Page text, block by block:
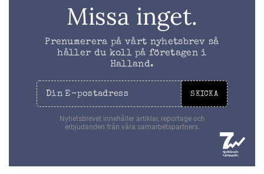
Missa inget.
Prenumerera på vårt nyhetsbrev så
håller du koll på företagen i
Halland.
SKICKA
Nyhetsbrevet innehåller artiklar, reportage och
erbjudanden från våra samarbetspartners.